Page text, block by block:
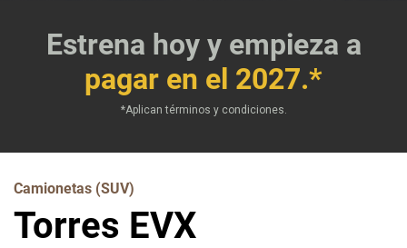
Estrena hoy y empieza a
pagar en el 2027.*
*Aplican términos y condiciones.
Camionetas (SUV)
Torres EVX